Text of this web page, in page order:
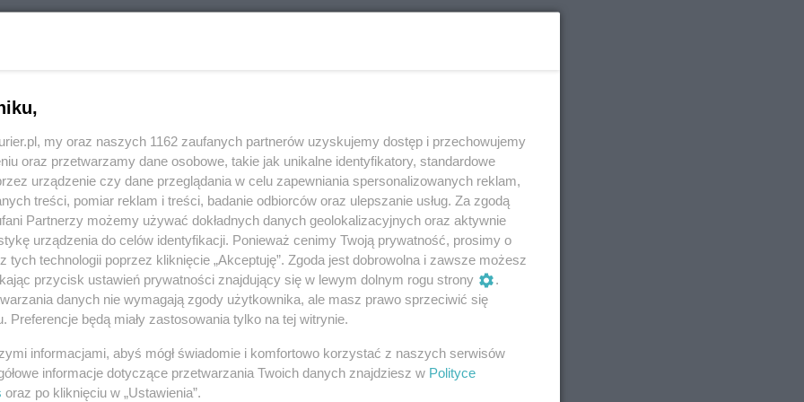
z Termomeccanica Ecologia zostało
do Dziennika Urzędowego Unii Europejskiej.
ZUE, ze względu na ustawowe terminy
umowa zostanie zawarta nie
budowy ecogeneratora, przeszkolenie załogi,
niezbędnych pozwoleń i decyzji, rozruch
W. Jachim. – Czas realizacji umowy to 12
nowego generalnego wykonawcy zadania po
Mostostal. A odbywało się to w trybie
zamówień publicznych. Aktualny termin
grudnia 2017 roku. ©℗
my oraz naszych 1162 zaufanych partnerów uzyskujemy dostęp i przechowujemy
oraz przetwarzamy dane osobowe, takie jak unikalne identyfikatory, standardowe
urządzenie czy dane przeglądania w celu zapewniania spersonalizowanych reklam,
treści, pomiar reklam i treści, badanie odbiorców oraz ulepszanie usług. Za zgodą
Partnerzy możemy używać dokładnych danych geolokalizacyjnych oraz aktywnie
urządzenia do celów identyfikacji. Ponieważ cenimy Twoją prywatność, prosimy o
tych technologii poprzez kliknięcie „Akceptuję”. Zgoda jest dobrowolna i zawsze możesz
przycisk ustawień prywatności znajdujący się w lewym dolnym rogu strony
.
danych nie wymagają zgody użytkownika, ale masz prawo sprzeciwić się
Preferencje będą miały zastosowania tylko na tej witrynie.
informacjami, abyś mógł świadomie i komfortowo korzystać z naszych serwisów
informacje dotyczące przetwarzania Twoich danych znajdziesz w Polityce
oraz po kliknięciu w „Ustawienia”.